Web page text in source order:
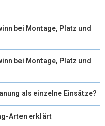
bei Montage, Platz und
bei Montage, Platz und
als einzelne Einsätze?
Arten erklärt